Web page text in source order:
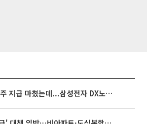
3445억 자사주 지급 마쳤는데...삼성전자 DX노조, 뒤늦은 '떼쓰기 집회'